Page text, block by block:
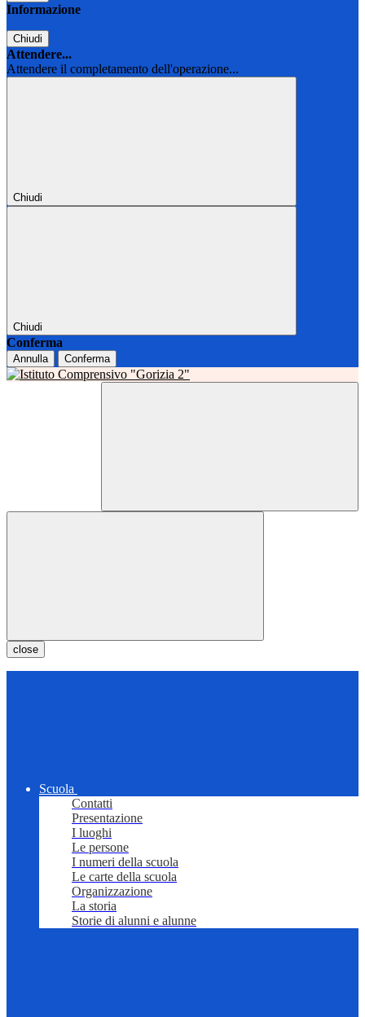
Informazione
Chiudi
Attendere...
Attendere il completamento dell'operazione...
Chiudi
Chiudi
Conferma
Annulla Conferma
close
Scuola
Contatti
Presentazione
I luoghi
Le persone
I numeri della scuola
Le carte della scuola
Organizzazione
La storia
Storie di alunni e alunne